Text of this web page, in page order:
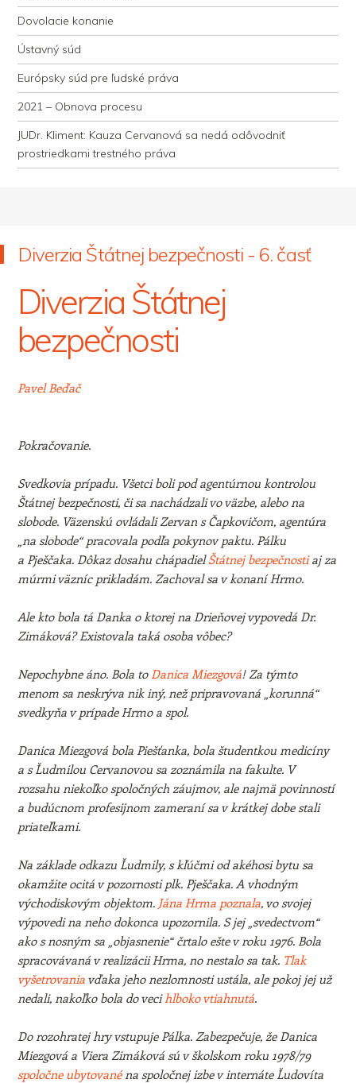
Dovolacie konanie
Ústavný súd
Európsky súd pre ľudské práva
2021 – Obnova procesu
JUDr. Kliment: Kauza Cervanová sa nedá odôvodniť
prostriedkami trestného práva
Diverzia Štátnej bezpečnosti - 6. časť
Diverzia Štátnej
bezpečnosti
Pavel Beďač
Pokračovanie.
Svedkovia prípadu. Všetci boli pod agentúrnou kontrolou
Štátnej bezpečnosti, či sa nachádzali vo väzbe, alebo na
slobode. Väzenskú ovládali Zervan s Čapkovičom, agentúra
„na slobode“ pracovala podľa pokynov paktu. Pálku
a Pješčaka. Dôkaz dosahu chápadielŠtátnej bezpečnostiaj za
múrmi väzníc prikladám. Zachoval sa v konaní Hrmo.
Ale kto bola tá Danka o ktorej na Drieňovej vypovedá Dr.
Zimáková? Existovala taká osoba vôbec?
Nepochybne áno. Bola to Danica Miezgová! Za týmto
menom sa neskrýva nik iný, než pripravovaná „korunná“
svedkyňa v prípade Hrmo a spol.
Danica Miezgová bola Piešťanka, bola študentkou medicíny
a s Ľudmilou Cervanovou sa zoznámila na fakulte. V
rozsahu niekoľko spoločných záujmov, ale najmä povinností
a budúcnom profesijnom zameraní sa v krátkej dobe stali
priateľkami.
Na základe odkazu Ľudmily, s kľúčmi od akéhosi bytu sa
okamžite ocitá v pozornosti plk. Pješčaka. A vhodným
východiskovým objektom.Jána Hrma poznala, vo svojej
výpovedi na neho dokonca upozornila. S jej „svedectvom“
ako s nosným sa „objasnenie“ črtalo ešte v roku 1976. Bola
spracovávaná v realizácii Hrma, no nestalo sa tak. Tlak
vyšetrovaniavďaka jeho nezlomnosti ustála, ale pokoj jej už
nedali, nakoľko bola do vecihlboko vtiahnutá.
Do rozohratej hry vstupuje Pálka. Zabezpečuje, že Danica
Miezgová a Viera Zimáková sú v školskom roku 1978/79
spoločne ubytovanéna spoločnej izbe v internáte Ľudovíta